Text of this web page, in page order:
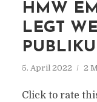
HMW
LEGT
5. April 2022 2
Click to rate